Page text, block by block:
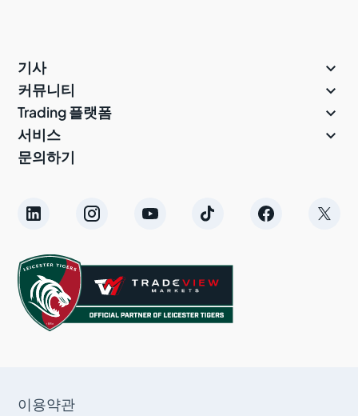
기사 
커뮤니티 
Trading 플랫폼 
서비스 
문의하기
이용약관